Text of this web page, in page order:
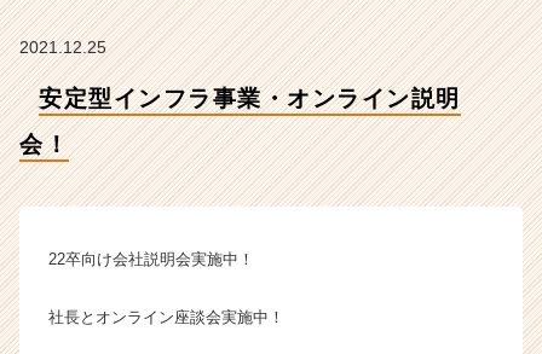
リ
テ
タ
ム
2021.12.25
安定型インフラ事業・オンライン説明
会！
22卒向け会社説明会実施中！
社長とオンライン座談会実施中！